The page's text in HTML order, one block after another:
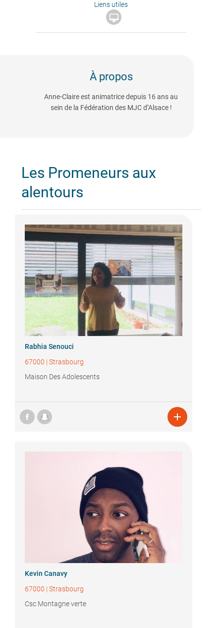
Liens utiles

À propos
Anne-Claire est animatrice depuis 16 ans au
sein de la Fédération des MJC d’Alsace !
Les Promeneurs aux
alentours
Rabhia Senouci
67000 | Strasbourg
Maison Des Adolescents

Kevin Canavy
67000 | Strasbourg
Csc Montagne verte